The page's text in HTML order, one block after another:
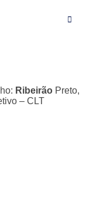
Ribeirão Preto,
– CLT